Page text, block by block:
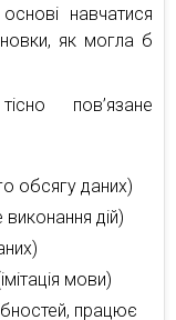
навчатися
як могла б
пов’язане
обсягу даних)
дій)
мови)
працює